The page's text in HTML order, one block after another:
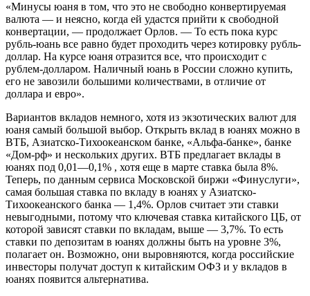
«Минусы юаня в том, что это не свободно конвертируемая
валюта — и неясно, когда ей удастся прийти к свободной
конвертации, — продолжает Орлов. — То есть пока курс
рубль-юань все равно будет проходить через котировку рубль-
доллар. На курсе юаня отразится все, что происходит с
рублем-долларом. Наличный юань в России сложно купить,
его не завозили большими количествами, в отличие от
доллара и евро».
Вариантов вкладов немного, хотя из экзотических валют для
юаня самый большой выбор. Открыть вклад в юанях можно в
ВТБ, Азиатско-Тихоокеанском банке, «Альфа-банке», банке
«Дом-рф» и нескольких других. ВТБ предлагает вклады в
юанях под 0,01—0,1% , хотя еще в марте ставка была 8%.
Теперь, по данным сервиса Московской биржи «Финуслуги»,
самая большая ставка по вкладу в юанях у Азиатско-
Тихоокеанского банка — 1,4%. Орлов считает эти ставки
невыгодными, потому что ключевая ставка китайского ЦБ, от
которой зависят ставки по вкладам, выше — 3,7%. То есть
ставки по депозитам в юанях должны быть на уровне 3%,
полагает он. Возможно, они выровняются, когда российские
инвесторы получат доступ к китайским ОФЗ и у вкладов в
юанях появится альтернатива.